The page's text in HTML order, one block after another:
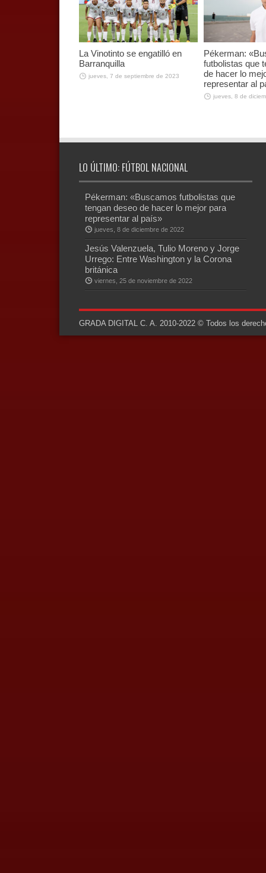
La Vinotinto se engatilló en
Barranquilla
jueves, 7 de septiembre de 2023
Pékerman:
futbolistas que
de hacer lo
representar al
jueves, 8 de
LO ÚLTIMO: FÚTBOL NACIONAL
Pékerman: «Buscamos futbolistas que
tengan deseo de hacer lo mejor para
representar al país»
jueves, 8 de diciembre de 2022
Jesús Valenzuela, Tulio Moreno y Jorge
Urrego: Entre Washington y la Corona
británica
viernes, 25 de noviembre de 2022
GRADA DIGITAL C. A. 2010-2022 © Todos los